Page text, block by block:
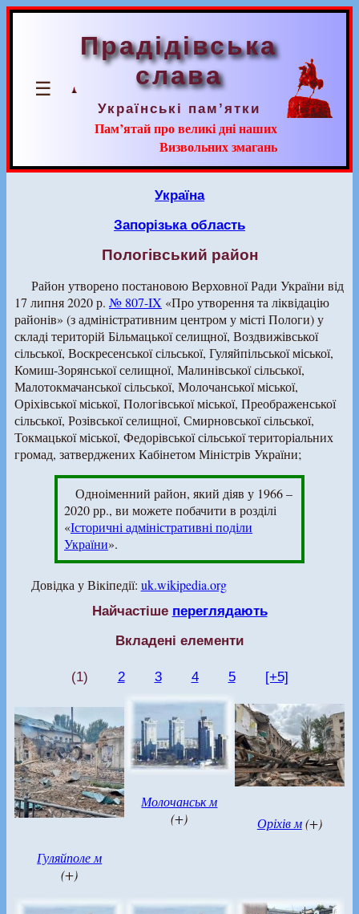
☰
Прадідівська
слава
Українські пам’ятки
Пам’ятай про великі дні наших
Визвольних змагань
Україна
Запорізька область
Пологівський район
Район утворено постановою Верховної Ради України від
17 липня 2020 р. № 807-IX «Про утворення та ліквідацію
районів» (з адміністративним центром у місті Пологи) у
складі територій Більмацької селищної, Воздвижівської
сільської, Воскресенської сільської, Гуляйпільської міської,
Комиш-Зорянської селищної, Малинівської сільської,
Малотокмачанської сільської, Молочанської міської,
Оріхівської міської, Пологівської міської, Преображенської
сільської, Розівської селищної, Смирновської сільської,
Токмацької міської, Федорівської сільської територіальних
громад, затверджених Кабінетом Міністрів України;
Одноіменний район, який діяв у 1966 –
2020 рр., ви можете побачити в розділі
«Історичні адміністративні поділи
України».
Довідка у Вікіпедії: uk.wikipedia.org
Найчастіше переглядають
Вкладені елементи
(1) 2 3 4 5 [+5]
Гуляйполе м
(+)
Молочанськ м
(+)
Оріхів м(+)